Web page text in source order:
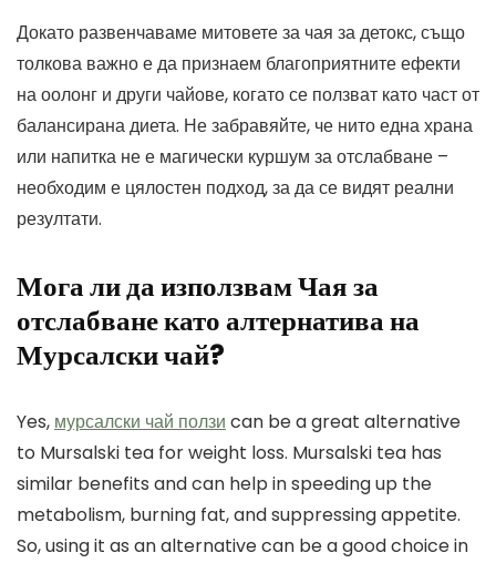
Докато развенчаваме митовете за чая за детокс, също
толкова важно е да признаем благоприятните ефекти
на оолонг и други чайове, когато се ползват като част от
балансирана диета. Не забравяйте, че нито една храна
или напитка не е магически куршум за отслабване –
необходим е цялостен подход, за да се видят реални
резултати.
Мога ли да използвам Чая за
отслабване като алтернатива на
Мурсалски чай?
Yes, мурсалски чай ползи can be a great alternative
to Mursalski tea for weight loss. Mursalski tea has
similar benefits and can help in speeding up the
metabolism, burning fat, and suppressing appetite.
So, using it as an alternative can be a good choice in